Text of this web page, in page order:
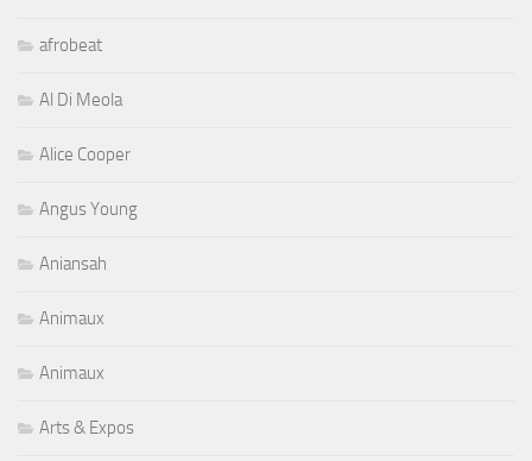
afrobeat
Al Di Meola
Alice Cooper
Angus Young
Aniansah
Animaux
Animaux
Arts & Expos